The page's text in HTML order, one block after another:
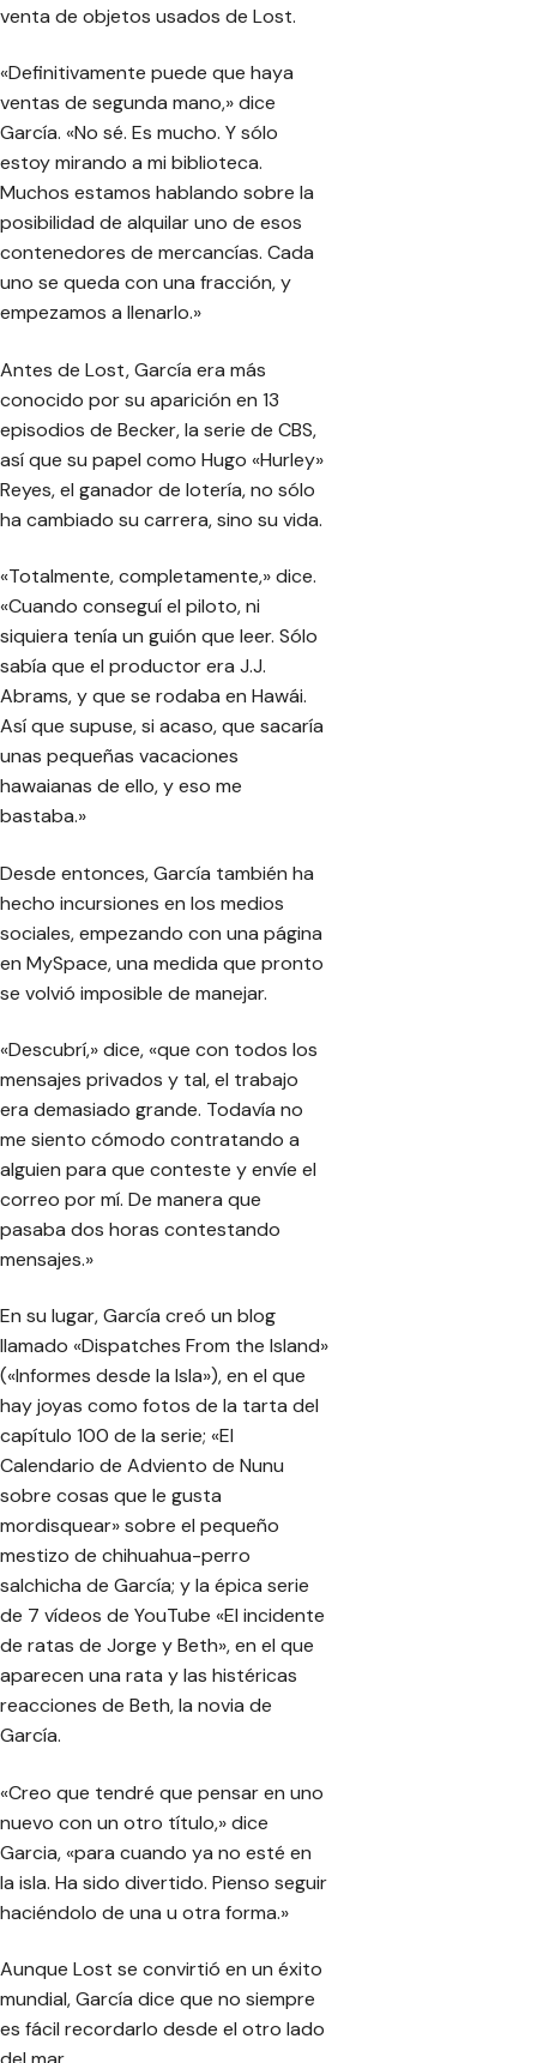
venta de objetos usados de Lost.
«Definitivamente puede que haya
ventas de segunda mano,» dice
García. «No sé. Es mucho. Y sólo
estoy mirando a mi biblioteca.
Muchos estamos hablando sobre la
posibilidad de alquilar uno de esos
contenedores de mercancías. Cada
uno se queda con una fracción, y
empezamos a llenarlo.»
Antes de Lost, García era más
conocido por su aparición en 13
episodios de Becker, la serie de CBS,
así que su papel como Hugo «Hurley»
Reyes, el ganador de lotería, no sólo
ha cambiado su carrera, sino su vida.
«Totalmente, completamente,» dice.
«Cuando conseguí el piloto, ni
siquiera tenía un guión que leer. Sólo
sabía que el productor era J.J.
Abrams, y que se rodaba en Hawái.
Así que supuse, si acaso, que sacaría
unas pequeñas vacaciones
hawaianas de ello, y eso me
bastaba.»
Desde entonces, García también ha
hecho incursiones en los medios
sociales, empezando con una página
en MySpace, una medida que pronto
se volvió imposible de manejar.
«Descubrí,» dice, «que con todos los
mensajes privados y tal, el trabajo
era demasiado grande. Todavía no
me siento cómodo contratando a
alguien para que conteste y envíe el
correo por mí. De manera que
pasaba dos horas contestando
mensajes.»
En su lugar, García creó un blog
llamado «Dispatches From the Island»
(«Informes desde la Isla»), en el que
hay joyas como fotos de la tarta del
capítulo 100 de la serie; «El
Calendario de Adviento de Nunu
sobre cosas que le gusta
mordisquear» sobre el pequeño
mestizo de chihuahua-perro
salchicha de García; y la épica serie
de 7 vídeos de YouTube «El incidente
de ratas de Jorge y Beth», en el que
aparecen una rata y las histéricas
reacciones de Beth, la novia de
García.
«Creo que tendré que pensar en uno
nuevo con un otro título,» dice
Garcia, «para cuando ya no esté en
la isla. Ha sido divertido. Pienso seguir
haciéndolo de una u otra forma.»
Aunque Lost se convirtió en un éxito
mundial, García dice que no siempre
es fácil recordarlo desde el otro lado